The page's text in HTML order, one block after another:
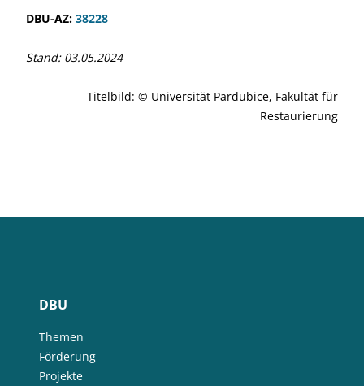
DBU-AZ: 38228
Stand: 03.05.2024
Titelbild: © Universität Pardubice, Fakultät für
Restaurierung
DBU
Themen
Förderung
Projekte